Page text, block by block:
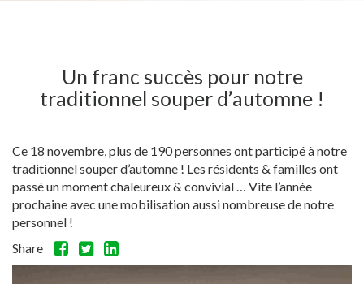
Un franc succès pour notre
traditionnel souper d’automne !
Ce 18 novembre, plus de 190 personnes ont participé à notre
traditionnel souper d’automne ! Les résidents & familles ont
passé un moment chaleureux & convivial … Vite l’année
prochaine avec une mobilisation aussi nombreuse de notre
personnel !
Share